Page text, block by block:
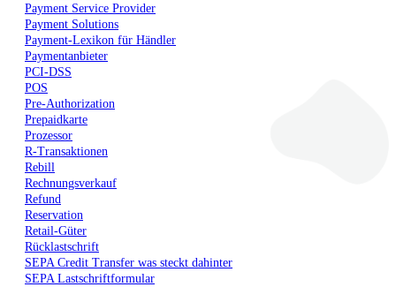
Payment Service Provider
Payment Solutions
Payment-Lexikon für Händler
Paymentanbieter
PCI-DSS
POS
Pre-Authorization
Prepaidkarte
Prozessor
R-Transaktionen
Rebill
Rechnungsverkauf
Refund
Reservation
Retail-Güter
Rücklastschrift
SEPA Credit Transfer was steckt dahinter
SEPA Lastschriftformular